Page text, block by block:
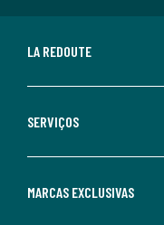
LA REDOUTE
SERVIÇOS
MARCAS EXCLUSIVAS